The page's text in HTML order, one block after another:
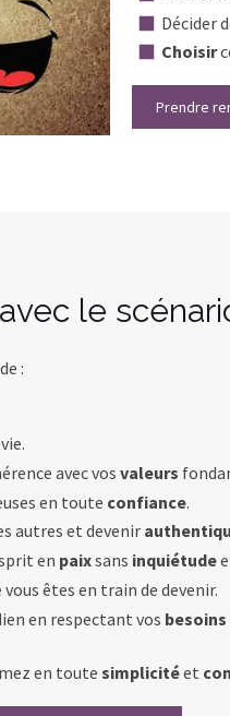
Décider
Choisir
Prendre
le
:
avec vos valeurs
en toute confiance.
autres et devenir
en paixsans inquiétude
êtes en train de devenir.
en respectant vos besoins
en toute simplicitéet